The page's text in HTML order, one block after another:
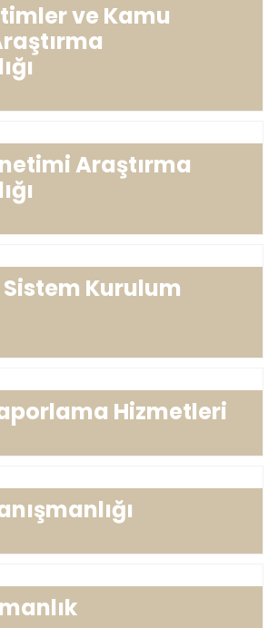
ve Kamu
Araştırma
Kurulum
Hizmetleri